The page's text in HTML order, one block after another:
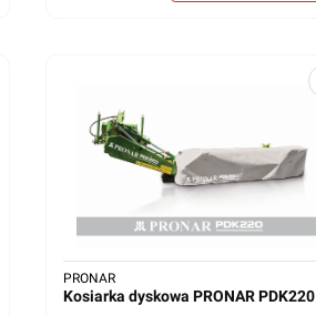
Kosiarka dyskowa PRONAR PDK220
PRONAR